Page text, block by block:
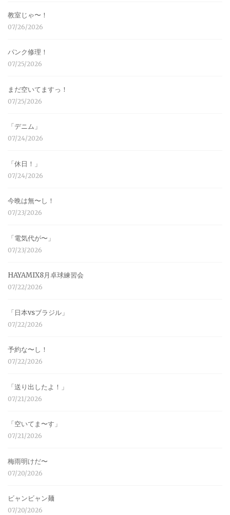
教室じゃ〜！
07/26/2026
パンク修理！
07/25/2026
まだ空いてますっ！
07/25/2026
「デニム」
07/24/2026
「休日！」
07/24/2026
今晩は無〜し！
07/23/2026
「電気代が〜」
07/23/2026
HAYAMIX8月卓球練習会
07/22/2026
「日本vsブラジル」
07/22/2026
予約な〜し！
07/22/2026
「送り出したよ！」
07/21/2026
「空いてま〜す」
07/21/2026
梅雨明けだ〜
07/20/2026
ビャンビャン麺
07/20/2026